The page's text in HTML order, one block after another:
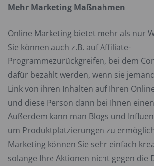
Mehr Marketing Maßnahmen
Online Marketing bietet mehr als nur
Sie können auch z.B. auf Affiliate-
Programmezurückgreifen, bei dem
dafür bezahlt werden, wenn sie
Link von ihren Inhalten auf Ihren
und diese Person dann bei Ihnen
Außerdem kann man Blogs und
um Produktplatzierungen zu
Marketing können Sie sehr einfach
solange Ihre Aktionen nicht gegen die